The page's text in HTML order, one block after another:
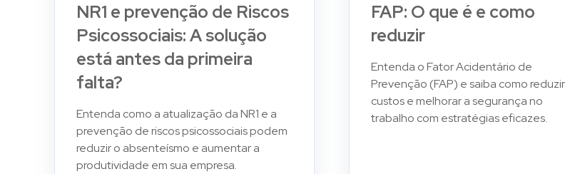
NR1 e prevenção de Riscos
Psicossociais: A solução
está antes da primeira
falta?
Entenda como a atualização da NR1 e a
prevenção de riscos psicossociais podem
reduzir o absenteísmo e aumentar a
produtividade em sua empresa.
FAP: O que é e como
reduzir
Entenda o Fator Acidentário de
Prevenção (FAP) e saiba como reduzir
custos e melhorar a segurança no
trabalho com estratégias eficazes.